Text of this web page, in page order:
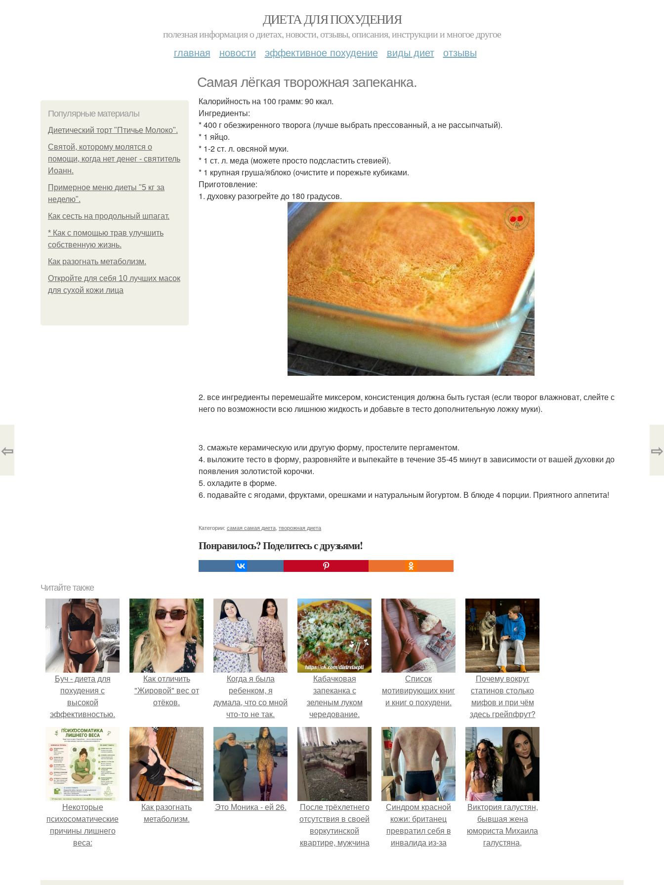
ДИЕТА ДЛЯ ПОХУДЕНИЯ
полезная информация о диетах, новости, отзывы, описания, инструкции и многое другое
главная новости эффективное похудение виды диет отзывы
Самая лёгкая творожная запеканка.
Популярные материалы
Диетический торт "Птичье Молоко".
Святой, которому молятся о
помощи, когда нет денег - святитель
Иоанн.
Примерное меню диеты "5 кг за
неделю".
Как сесть на продольный шпагат.
* Как с помощью трав улучшить
собственную жизнь.
Как разогнать метаболизм.
Откройте для себя 10 лучших масок
для сухой кожи лица
Калорийность на 100 грамм: 90 ккал.
Ингредиенты:
* 400 г обезжиренного творога (лучше выбрать прессованный, а не рассыпчатый).
* 1 яйцо.
* 1-2 ст. л. овсяной муки.
* 1 ст. л. меда (можете просто подсластить стевией).
* 1 крупная груша/яблоко (очистите и порежьте кубиками.
Приготовление:
1. духовку разогрейте до 180 градусов.
2. все ингредиенты перемешайте миксером, консистенция должна быть густая (если творог влажноват, слейте с
него по возможности всю лишнюю жидкость и добавьте в тесто дополнительную ложку муки).
3. смажьте керамическую или другую форму, простелите пергаментом.
4. выложите тесто в форму, разровняйте и выпекайте в течение 35-45 минут в зависимости от вашей духовки до
появления золотистой корочки.
5. охладите в форме.
6. подавайте с ягодами, фруктами, орешками и натуральным йогуртом. В блюде 4 порции. Приятного аппетита!
Категории: самая самая диета творожная диета
Понравилось? Поделитесь с друзьями!
⇦ ⇨
Читайте также
Буч - диета для
похудения с
высокой
эффективностью.
Как отличить
"Жировой" вес от
отёков.
Когда я была
ребенком, я
думала, что со мной
что-то не так.
Кабачковая
запеканка с
зеленым луком
чередование.
Список
мотивирующих книг
и книг о похудени.
Почему вокруг
статинов столько
мифов и при чём
здесь грейпфрут?
Некоторые
психосоматические
причины лишнего
веса:
Как разогнать
метаболизм.
Это Моника - ей 26.
После трёхлетнего
отсутствия в своей
воркутинской
квартире, мужчина
жилище стало
Синдром красной
кожи: британец
превратил себя в
инвалида из-за
мази.
Виктория галустян,
бывшая жена
юмориста Михаила
галустяна,
последствиях